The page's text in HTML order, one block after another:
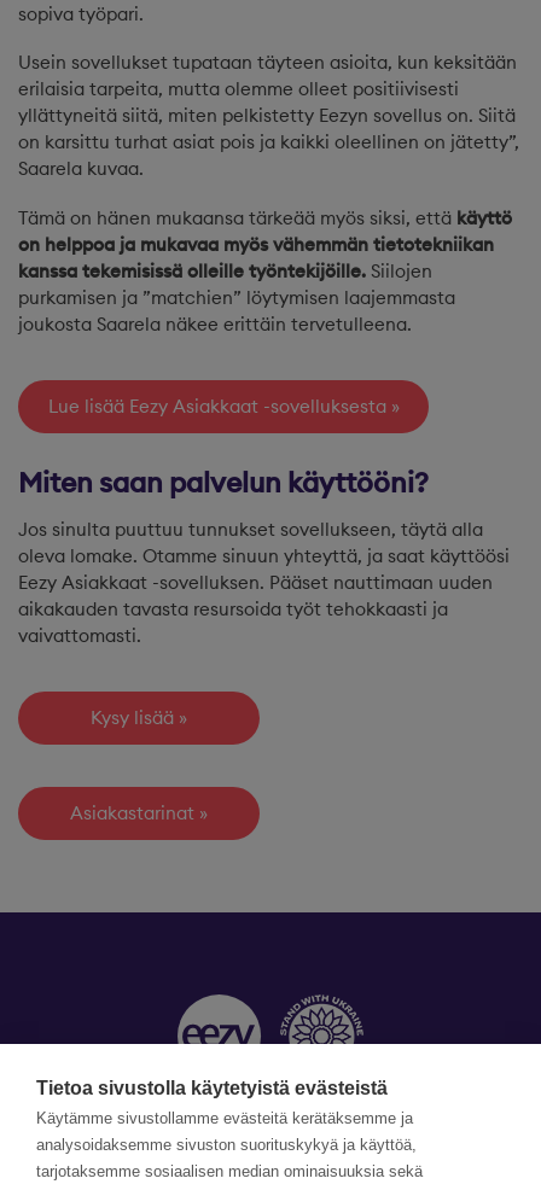
sopiva työpari.
Usein sovellukset tupataan täyteen asioita, kun keksitään
erilaisia tarpeita, mutta olemme olleet positiivisesti
yllättyneitä siitä, miten pelkistetty Eezyn sovellus on. Siitä
on karsittu turhat asiat pois ja kaikki oleellinen on jätetty”,
Saarela kuvaa.
Tämä on hänen mukaansa tärkeää myös siksi, että käyttö
on helppoa ja mukavaa myös vähemmän tietotekniikan
kanssa tekemisissä olleille työntekijöille. Siilojen
purkamisen ja ”matchien” löytymisen laajemmasta
joukosta Saarela näkee erittäin tervetulleena.
Lue lisää Eezy Asiakkaat -sovelluksesta
Miten saan palvelun käyttööni?
Jos sinulta puuttuu tunnukset sovellukseen, täytä alla
oleva lomake. Otamme sinuun yhteyttä, ja saat käyttöösi
Eezy Asiakkaat -sovelluksen. Pääset nauttimaan uuden
aikakauden tavasta resursoida työt tehokkaasti ja
vaivattomasti.
Kysy lisää
Asiakastarinat
Yhteystiedot »
Tietoa sivustolla käytetyistä evästeistä
Käytämme sivustollamme evästeitä kerätäksemme ja
analysoidaksemme sivuston suorituskykyä ja käyttöä,
tarjotaksemme sosiaalisen median ominaisuuksia sekä